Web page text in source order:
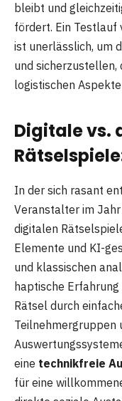
bleibt und
fördert. Ein Testlauf
ist unerlässlich, um
und sicherzustellen,
logistischen
Digitale vs.
In der sich rasant
Veranstalter im
digitalen
Elemente und KI-
und klassischen
haptische
Rätsel durch
Teilnehmergruppen
eine technikfreie
für eine